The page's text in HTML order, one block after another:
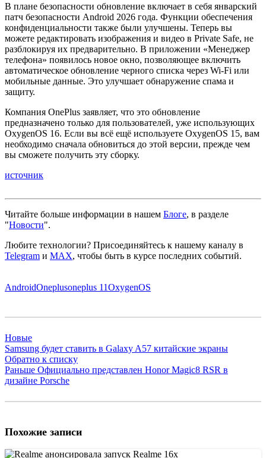
В плане безопасности обновление включает в себя январский
патч безопасности Android 2026 года. Функции обеспечения
конфиденциальности также были улучшены. Теперь вы
можете редактировать изображения и видео в Private Safe, не
разблокируя их предварительно. В приложении «Менеджер
телефона» появилось новое окно, позволяющее включить
автоматическое обновление черного списка через Wi-Fi или
мобильные данные. Это улучшает обнаружение спама и
защиту.
Компания OnePlus заявляет, что это обновление
предназначено только для пользователей, уже использующих
OxygenOS 16. Если вы всё ещё используете OxygenOS 15, вам
необходимо сначала обновиться до этой версии, прежде чем
вы сможете получить эту сборку.
источник
Читайте больше информации в нашем Блоге, в разделе
"Новости".
Любите технологии? Присоединяйтесь к нашему каналу в
Telegram и MAX, чтобы быть в курсе последних событий.
AndroidOneplusoneplus 11OxygenOS
Новые
Samsung будет ставить в Galaxy A57 китайские экраны
Обратно к списку
Раньше Официально представлен Honor Magic8 RSR в
дизайне Porsche
Похожие записи